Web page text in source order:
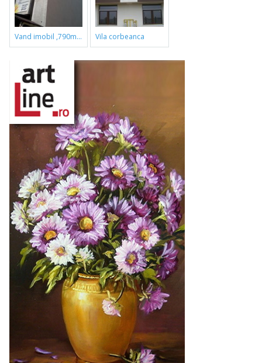
vand imobil ,790m,piata gorjului,pret negociabil vila corbeanca